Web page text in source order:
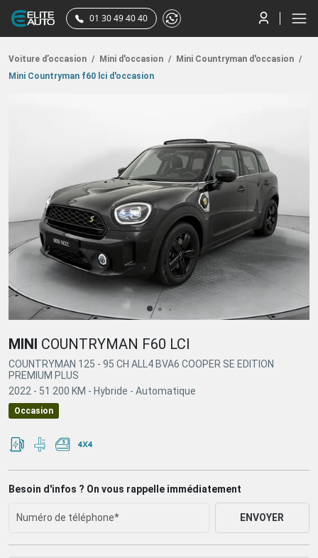
01 30 49 40 40
Voiture d’occasion / Mini d'occasion / Mini Countryman d'occasion /
Mini Countryman f60 lci d'occasion
MINI COUNTRYMAN F60 LCI
COUNTRYMAN 125 - 95 CH ALL4 BVA6 COOPER SE EDITION
PREMIUM PLUS
2022 - 51 200 KM - Hybride - Automatique
Occasion
Besoin d'infos ? On vous rappelle immédiatement
ENVOYER